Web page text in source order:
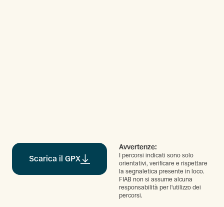
Scarica il GPX
Avvertenze:
I percorsi indicati sono solo
orientativi, verificare e rispettare
la segnaletica presente in loco.
FIAB non si assume alcuna
responsabilità per l'utilizzo dei
percorsi.